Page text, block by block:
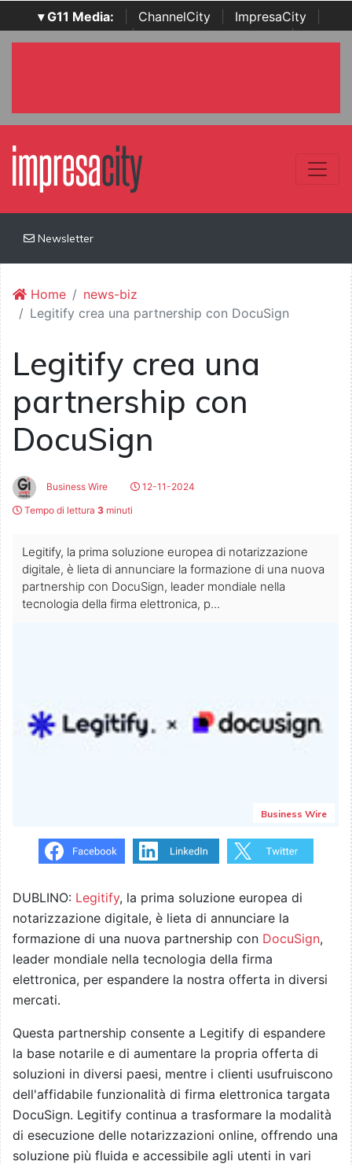
▾ G11 Media: ChannelCity ImpresaCity
SecurityOpenLab | Italian Channel Awards | Italian
Newsletter
Home
news-biz
Legitify crea una partnership con DocuSign
Legitify crea una
partnership con
DocuSign
Business Wire
12-11-2024
Tempo di lettura 3 minuti
Legitify, la prima soluzione europea di notarizzazione
digitale, è lieta di annunciare la formazione di una nuova
partnership con DocuSign, leader mondiale nella
tecnologia della firma elettronica, p...
Business Wire
DUBLINO: Legitify, la prima soluzione europea di
notarizzazione digitale, è lieta di annunciare la
formazione di una nuova partnership con DocuSign,
leader mondiale nella tecnologia della firma
elettronica, per espandere la nostra offerta in diversi
mercati.
Questa partnership consente a Legitify di espandere
la base notarile e di aumentare la propria offerta di
soluzioni in diversi paesi, mentre i clienti usufruiscono
dell'affidabile funzionalità di firma elettronica targata
DocuSign. Legitify continua a trasformare la modalità
di esecuzione delle notarizzazioni online, offrendo una
soluzione più fluida e accessibile agli utenti in vari